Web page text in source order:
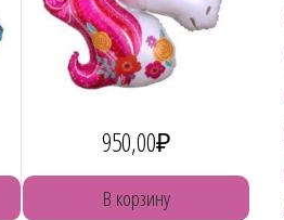
950,00₽
В корзину